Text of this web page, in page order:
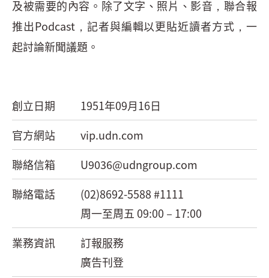
及被需要的內容。除了文字、照片、影音，聯合報
推出Podcast，記者與編輯以更貼近讀者方式，一
起討論新聞議題。
創立日期
1951年09月16日
官方網站
vip.udn.com
聯絡信箱
U9036@udngroup.com
聯絡電話
(02)8692-5588 #1111
周一至周五 09:00－17:00
業務資訊
訂報服務
廣告刊登